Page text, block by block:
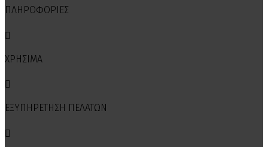
ΠΛΗΡΟΦΟΡΙΕΣ

ΧΡΗΣΙΜΑ

ΕΞΥΠΗΡΕΤΗΣΗ ΠΕΛΑΤΩΝ
